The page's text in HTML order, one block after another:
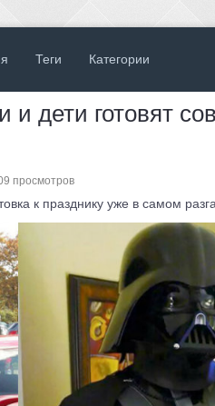
Теги Категории
дети готовят
просмотров
к празднику уже в самом